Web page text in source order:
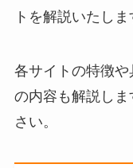
トを解説いたしま
各サイトの特徴
の内容も解説し
さい。